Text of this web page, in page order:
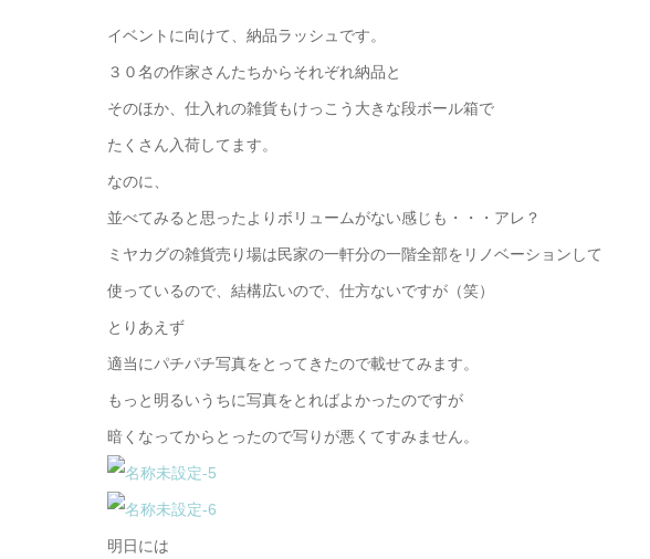
イベントに向けて、納品ラッシュです。
３０名の作家さんたちからそれぞれ納品と
そのほか、仕入れの雑貨もけっこう大きな段ボール箱で
たくさん入荷してます。
なのに、
並べてみると思ったよりボリュームがない感じも・・・アレ？
ミヤカグの雑貨売り場は民家の一軒分の一階全部をリノベーションして
使っているので、結構広いので、仕方ないですが（笑）
とりあえず
適当にパチパチ写真をとってきたので載せてみます。
もっと明るいうちに写真をとればよかったのですが
暗くなってからとったので写りが悪くてすみません。
明日には